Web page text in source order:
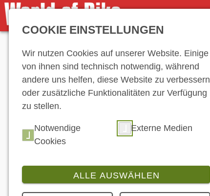
COOKIE EINSTELLUNGEN
Wir nutzen Cookies auf unserer Website. Einige
von ihnen sind technisch notwendig, während
andere uns helfen, diese Website zu verbessern
oder zusätzliche Funktionalitäten zur Verfügung
zu stellen.
Notwendige
Cookies
Externe Medien
ALLE AUSWÄHLEN